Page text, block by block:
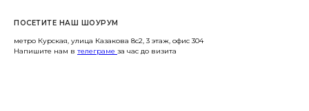
ПОСЕТИТЕ НАШ ШОУРУМ
метро Курская, улица Казакова 8с2, 3 этаж, офис 304
Напишите нам в телеграме за час до визита